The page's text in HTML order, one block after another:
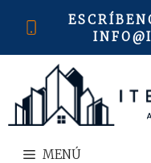
MENÚ